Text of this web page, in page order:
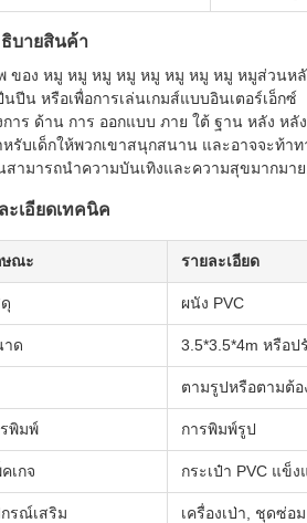
บายสินค้า
ของ หมู หมู หมู หมู หมู หมู หมู หมู หมูส่วนหลั
นปีน หรือเพื่อการเล่นเกมส์แบบอินเตอร์เอ็กซ์
การ ด้าน การ ออกแบบ ภาย ใต้ ฐาน หลัง ห
หรับเด็กให้พวกเขาสนุกสนาน และอาจจะท้า
สามารถนําความบันเทิงและความสุขมากมาย.
ะเอียดเทคนิค
ณะ รายละเอียด
ผนัง PVC
ด 3.5*3.5*4m หรือป
ตามรูปหรือตามต้อ
พิมพ์ การพิมพ์รูป
เกจ กระเป๋า PVC แข็
รณ์เสริม เครื่องเป่า, ชุดซ่อ